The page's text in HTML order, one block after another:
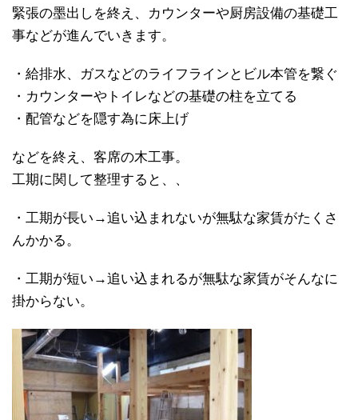
緊張の墨出しを終え、
カウンターや厨房設備の基礎工
事などが進んでいきます。
・給排水、ガスなどのライフラインとビル本管を繋ぐ
・カウンターやトイレなどの基礎の柱を立てる
・配管などを隠す為に床上げ
などを終え、客席の木工事。
工期に関して整理すると、、
・工期が長い→追い込まれないが無駄な家賃がたくさ
んかかる。
・工期が短い→追い込まれるが無駄な家賃がそんなに
掛からない。